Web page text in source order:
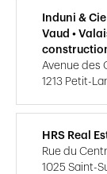
Induni &
Vaud •
Avenue des
1213 Petit-
HRS Real
Rue du
1025 Saint-